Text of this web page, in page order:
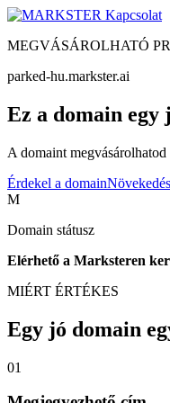
Kapcsolat
MEGVÁSÁROLHATÓ
parked-hu.markster.ai
Ez a domain egy
A domaint
Érdekel a domain
M
Domain státusz
Elérhető a Marksteren
MIÉRT ÉRTÉKES
Egy jó domain
01